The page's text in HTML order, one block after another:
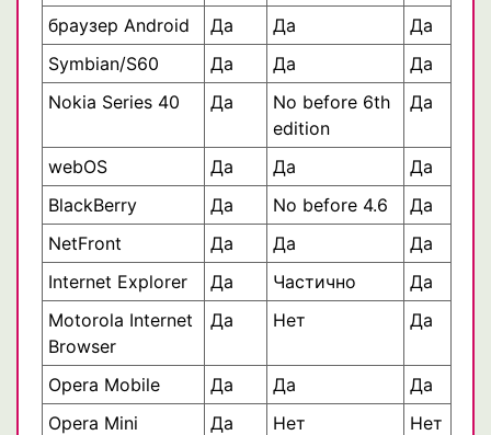
браузер Android
Да Да
Да
Symbian/S60
Да Да
Да
Nokia Series 40
Да
No before 6th
edition
Да
webOS Да Да
Да
BlackBerry
Да No before 4.6
Да
NetFront
Да Да
Да
Internet Explorer
Да Частично
Да
Motorola Internet
Browser
Да Нет Да
Opera Mobile Да Да
Да
Opera Mini
Да Нет Нет